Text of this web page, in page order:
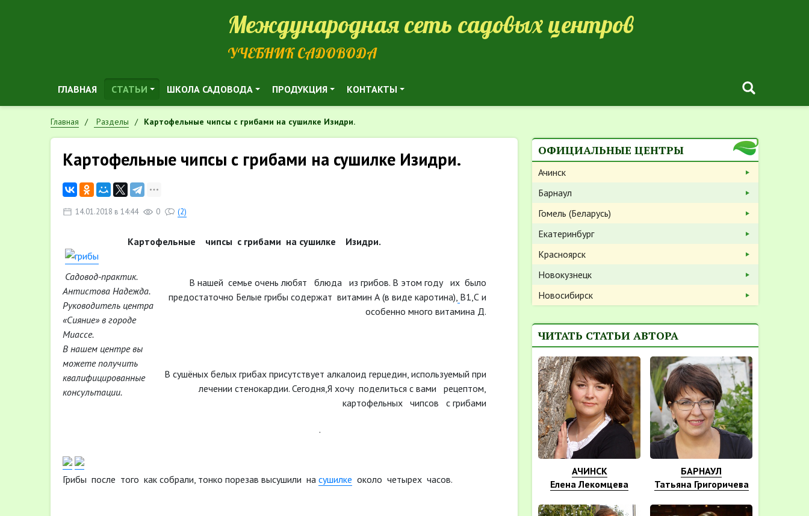
Международная сеть садовых центров
УЧЕБНИК САДОВОДА
ГЛАВНАЯ СТАТЬИ ШКОЛА САДОВОДА ПРОДУКЦИЯ КОНТАКТЫ
Главная Разделы Картофельные чипсы с грибами на сушилке Изидри.
Картофельные чипсы с грибами на сушилке Изидри.
14.01.2018 в 14:44 0 (2)
Картофельные чипсы с грибами на сушилке Изидри.
Садовод-практик.
Антистова Надежда.
Руководитель центра
«Сияние» в городе
Миассе.
В нашем центре вы
можете получить
квалифицированные
консультации.
В нашей семье очень любят блюда из грибов. В этом году их было
предостаточно Белые грибы содержат витамин А (в виде каротина), В1,С и
особенно много витамина Д.
В сушёных белых грибах присутствует алкалоид герцедин, используемый при
лечении стенокардии. Сегодня,Я хочу поделиться с вами рецептом,
картофельных чипсов с грибами
.
Грибы после того как собрали, тонко порезав высушили на сушилке около четырех часов.
ОФИЦИАЛЬНЫЕ ЦЕНТРЫ
Ачинск
Барнаул
Гомель (Беларусь)
Екатеринбург
Красноярск
Новокузнецк
Новосибирск
ЧИТАТЬ СТАТЬИ АВТОРА
АЧИНСК
Елена Лекомцева
БАРНАУЛ
Татьяна Григоричева